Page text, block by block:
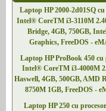
Laptop HP 2000-2d01SQ
Intel® CoreTM i3-3110M
Bridge, 4GB, 750GB,
Graphics, FreeDOS -
Laptop HP ProBook 450 cu
Intel® CoreTM i3-4000M
Haswell, 4GB, 500GB, AMD
8750M 1GB, FreeDOS -
Laptop HP 250 cu